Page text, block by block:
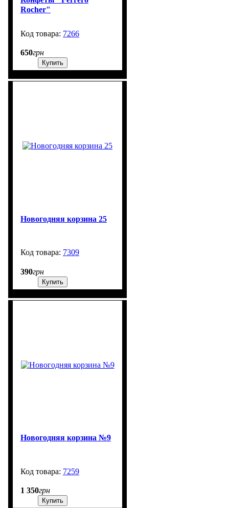
Rocher"
7266
650грн
Купить
Новогодняя корзина 25
7309
390грн
Купить
Новогодняя корзина №9
7259
1 350грн
Купить